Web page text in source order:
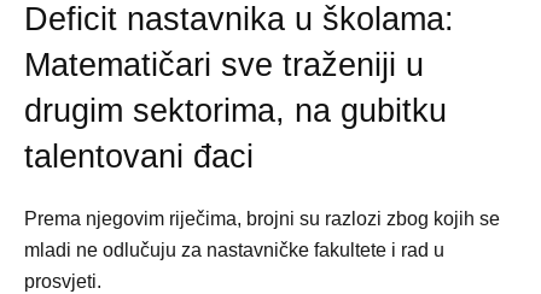
Deficit nastavnika u školama:
Matematičari sve traženiji u
drugim sektorima, na gubitku
talentovani đaci
Prema njegovim riječima, brojni su razlozi zbog kojih se
mladi ne odlučuju za nastavničke fakultete i rad u
prosvjeti.